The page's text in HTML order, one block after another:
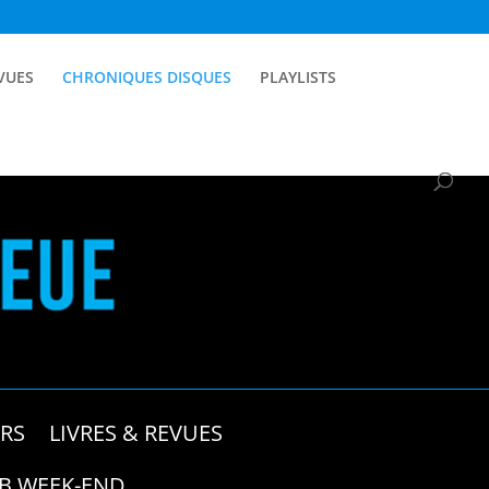
CHRONIQUES DISQUES PLAYLISTS
LIVRES & REVUES